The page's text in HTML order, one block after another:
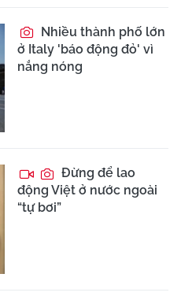
Nhiều thành phố lớn
ở Italy 'báo động đỏ' vì
nắng nóng
Đừng để lao
động Việt ở nước ngoài
“tự bơi”